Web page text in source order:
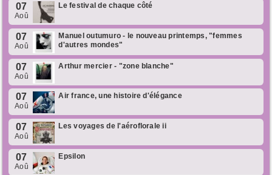
07
Aoû
Le festival de chaque côté
07
Aoû
Manuel outumuro - le nouveau printemps, "femmes
d'autres mondes"
07
Aoû
Arthur mercier - "zone blanche"
07
Aoû
Air france, une histoire d'élégance
07
Aoû
Les voyages de l'aéroflorale ii
07
Aoû
Epsilon